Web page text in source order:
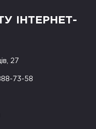
ІНТЕРНЕТ-
27
73-58